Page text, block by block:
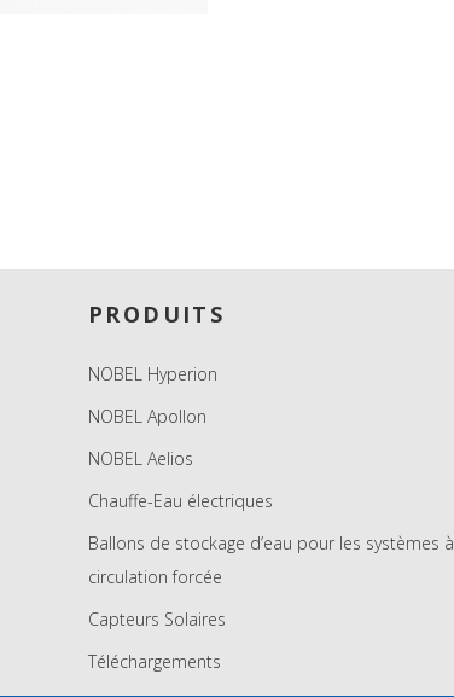
PRODUITS
NOBEL Hyperion
NOBEL Apollon
NOBEL Aelios
Chauffe-Eau électriques
Ballons de stockage d’eau pour les systèmes à
circulation forcée
Capteurs Solaires
Téléchargements